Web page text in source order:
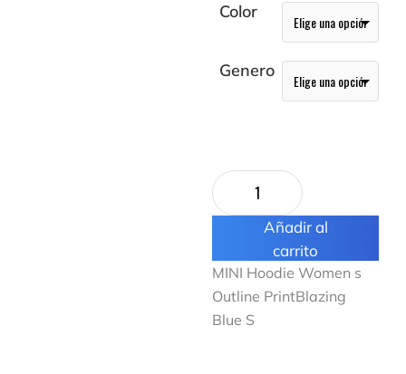
Color
Genero
Añadir al
carrito
MINI Hoodie Women s
Outline PrintBlazing
Blue S